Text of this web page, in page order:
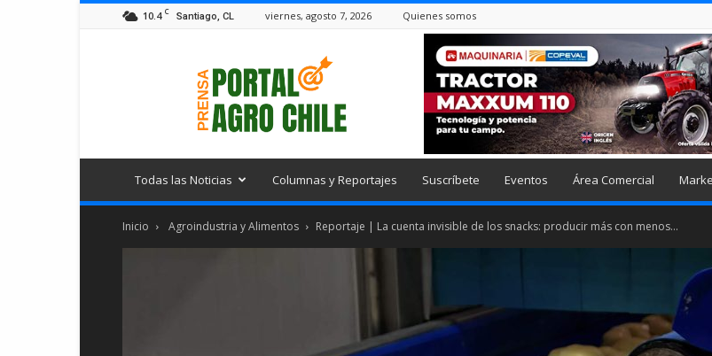
10.4 C Santiago, CL viernes, agosto 7, 2026 Quienes somos
Todas las Noticias Columnas y Reportajes Suscríbete Eventos Área Comercial
Inicio Agroindustria y Alimentos Reportaje | La cuenta invisible de los snacks: producir más con menos...